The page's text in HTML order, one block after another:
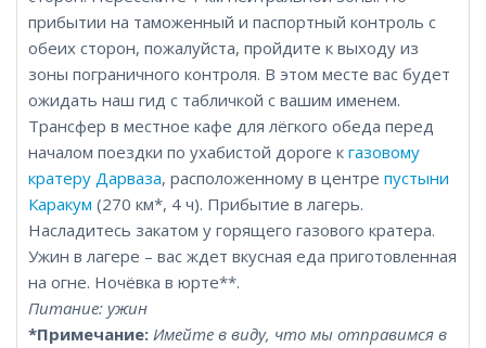
прибытии на таможенный и паспортный контроль с
обеих сторон, пожалуйста, пройдите к выходу из
зоны пограничного контроля. В этом месте вас будет
ожидать наш гид с табличкой с вашим именем.
Трансфер в местное кафе для лёгкого обеда перед
началом поездки по ухабистой дороге к газовому
кратеру Дарваза, расположенному в центре пустыни
Каракум (270 км*, 4 ч). Прибытие в лагерь.
Насладитесь закатом у горящего газового кратера.
Ужин в лагере – вас ждет вкусная еда приготовленная
на огне. Ночёвка в юрте**.
Питание: ужин
*Примечание: Имейте в виду, что мы отправимся в